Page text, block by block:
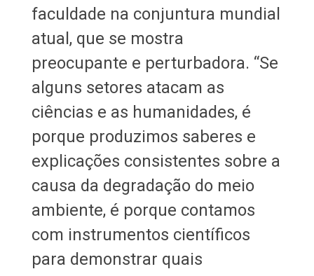
faculdade na conjuntura mundial
atual, que se mostra
preocupante e perturbadora. “Se
alguns setores atacam as
ciências e as humanidades, é
porque produzimos saberes e
explicações consistentes sobre a
causa da degradação do meio
ambiente, é porque contamos
com instrumentos científicos
para demonstrar quais